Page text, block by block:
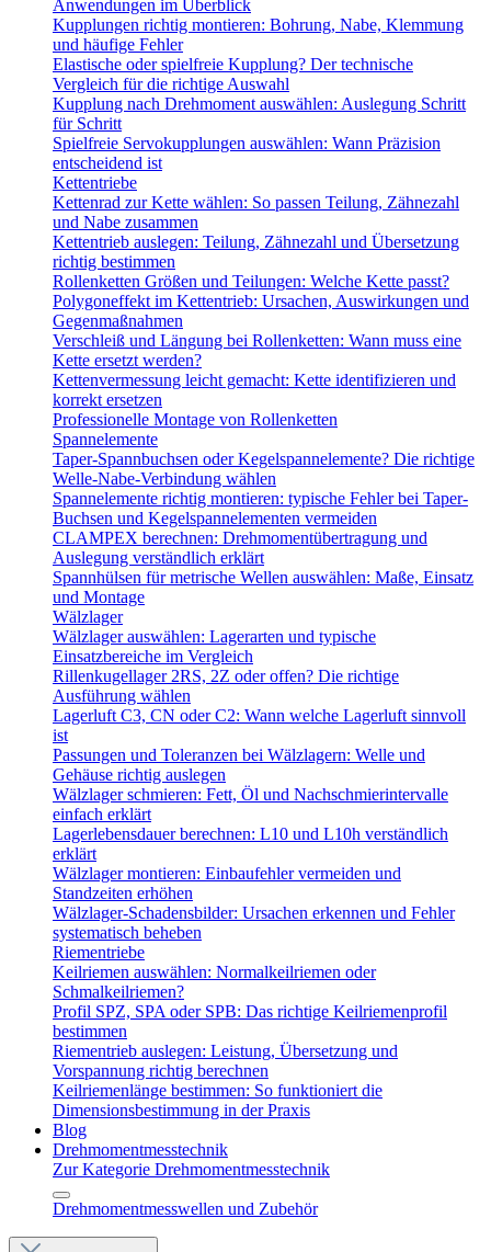
Anwendungen im Überblick
Kupplungen richtig montieren: Bohrung, Nabe, Klemmung
und häufige Fehler
Elastische oder spielfreie Kupplung? Der technische
Vergleich für die richtige Auswahl
Kupplung nach Drehmoment auswählen: Auslegung Schritt
für Schritt
Spielfreie Servokupplungen auswählen: Wann Präzision
entscheidend ist
Kettentriebe
Kettenrad zur Kette wählen: So passen Teilung, Zähnezahl
und Nabe zusammen
Kettentrieb auslegen: Teilung, Zähnezahl und Übersetzung
richtig bestimmen
Rollenketten Größen und Teilungen: Welche Kette passt?
Polygoneffekt im Kettentrieb: Ursachen, Auswirkungen und
Gegenmaßnahmen
Verschleiß und Längung bei Rollenketten: Wann muss eine
Kette ersetzt werden?
Kettenvermessung leicht gemacht: Kette identifizieren und
korrekt ersetzen
Professionelle Montage von Rollenketten
Spannelemente
Taper-Spannbuchsen oder Kegelspannelemente? Die richtige
Welle-Nabe-Verbindung wählen
Spannelemente richtig montieren: typische Fehler bei Taper-
Buchsen und Kegelspannelementen vermeiden
CLAMPEX berechnen: Drehmomentübertragung und
Auslegung verständlich erklärt
Spannhülsen für metrische Wellen auswählen: Maße, Einsatz
und Montage
Wälzlager
Wälzlager auswählen: Lagerarten und typische
Einsatzbereiche im Vergleich
Rillenkugellager 2RS, 2Z oder offen? Die richtige
Ausführung wählen
Lagerluft C3, CN oder C2: Wann welche Lagerluft sinnvoll
ist
Passungen und Toleranzen bei Wälzlagern: Welle und
Gehäuse richtig auslegen
Wälzlager schmieren: Fett, Öl und Nachschmierintervalle
einfach erklärt
Lagerlebensdauer berechnen: L10 und L10h verständlich
erklärt
Wälzlager montieren: Einbaufehler vermeiden und
Standzeiten erhöhen
Wälzlager-Schadensbilder: Ursachen erkennen und Fehler
systematisch beheben
Riementriebe
Keilriemen auswählen: Normalkeilriemen oder
Schmalkeilriemen?
Profil SPZ, SPA oder SPB: Das richtige Keilriemenprofil
bestimmen
Riementrieb auslegen: Leistung, Übersetzung und
Vorspannung richtig berechnen
Keilriemenlänge bestimmen: So funktioniert die
Dimensionsbestimmung in der Praxis
Blog
Drehmomentmesstechnik
Zur Kategorie Drehmomentmesstechnik
Drehmomentmesswellen und Zubehör